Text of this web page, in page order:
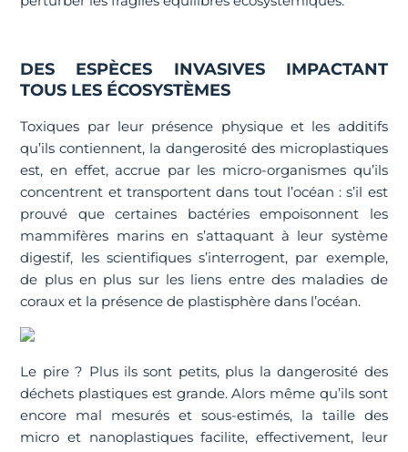
DES ESPÈCES INVASIVES IMPACTANT
TOUS LES ÉCOSYSTÈMES
Toxiques par leur présence physique et les additifs
qu’ils contiennent, la dangerosité des microplastiques
est, en effet, accrue par les micro-organismes qu’ils
concentrent et transportent dans tout l’océan : s’il est
prouvé que certaines bactéries empoisonnent les
mammifères marins en s’attaquant à leur système
digestif, les scientifiques s’interrogent, par exemple,
de plus en plus sur les liens entre des maladies de
coraux et la présence de plastisphère dans l’océan.
Le pire ? Plus ils sont petits, plus la dangerosité des
déchets plastiques est grande. Alors même qu’ils sont
encore mal mesurés et sous-estimés, la taille des
micro et nanoplastiques facilite, effectivement, leur